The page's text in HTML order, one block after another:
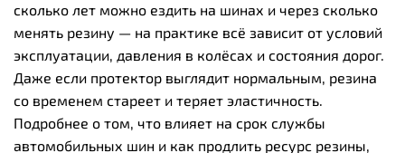
сколько лет можно ездить на шинах и через сколько
менять резину — на практике всё зависит от условий
эксплуатации, давления в колёсах и состояния дорог.
Даже если протектор выглядит нормальным, резина
со временем стареет и теряет эластичность.
Подробнее о том, что влияет на срок службы
автомобильных шин и как продлить ресурс резины,